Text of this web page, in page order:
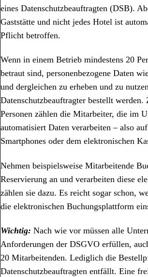
eines Datenschutzbeauftragten (DSB).
Gaststätte und nicht jedes Hotel ist
Pflicht betroffen.
Wenn in einem Betrieb mindestens 20
betraut sind, personenbezogene Daten
und dergleichen zu erheben und zu
Datenschutzbeauftragter bestellt
Personen zählen die Mitarbeiter, die im
automatisiert Daten verarbeiten – also
Smartphones oder dem elektronischen
Nehmen beispielsweise Mitarbeitende
Reservierung an und verarbeiten diese
zählen sie dazu. Es reicht sogar schon,
die elektronischen Buchungsplattform
Wichtig: Nach wie vor müssen alle
Anforderungen der DSGVO erfüllen,
20 Mitarbeitenden. Lediglich die
Datenschutzbeauftragten entfällt. Eine